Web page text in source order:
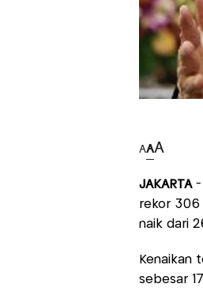
AAA
JAKARTA-
rekor 306
naik dari
Kenaikan
sebesar